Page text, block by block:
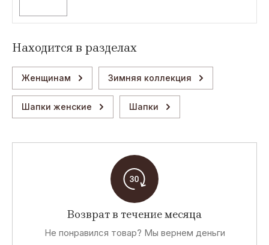
Находится в разделах
Женщинам Зимняя коллекция
Шапки женские Шапки
Возврат в течение месяца
Не понравился товар? Мы вернем деньги